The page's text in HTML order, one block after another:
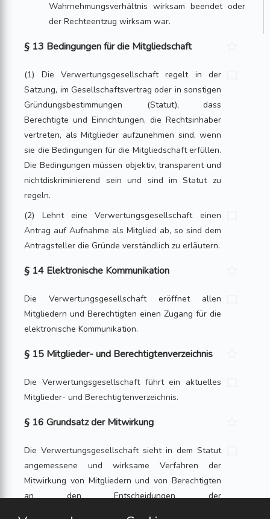
Wahrnehmungsverhältnis wirksam beendet oder
der Rechteentzug wirksam war.
§ 13 Bedingungen für die Mitgliedschaft
(1) Die Verwertungsgesellschaft regelt in der
Satzung, im Gesellschaftsvertrag oder in sonstigen
Gründungsbestimmungen (Statut), dass
Berechtigte und Einrichtungen, die Rechtsinhaber
vertreten, als Mitglieder aufzunehmen sind, wenn
sie die Bedingungen für die Mitgliedschaft erfüllen.
Die Bedingungen müssen objektiv, transparent und
nichtdiskriminierend sein und sind im Statut zu
regeln.
(2) Lehnt eine Verwertungsgesellschaft einen
Antrag auf Aufnahme als Mitglied ab, so sind dem
Antragsteller die Gründe verständlich zu erläutern.
§ 14 Elektronische Kommunikation
Die Verwertungsgesellschaft eröffnet allen
Mitgliedern und Berechtigten einen Zugang für die
elektronische Kommunikation.
§ 15 Mitglieder- und Berechtigtenverzeichnis
Die Verwertungsgesellschaft führt ein aktuelles
Mitglieder- und Berechtigtenverzeichnis.
§ 16 Grundsatz der Mitwirkung
Die Verwertungsgesellschaft sieht in dem Statut
angemessene und wirksame Verfahren der
Mitwirkung von Mitgliedern und von Berechtigten
an den Entscheidungen der